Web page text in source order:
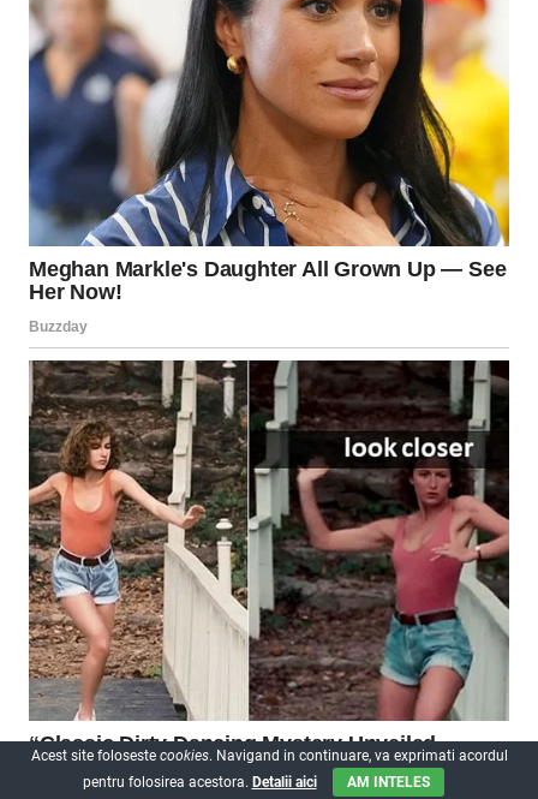
Acest site foloseste cookies. Navigand in continuare, va exprimati acordul
pentru folosirea acestora. Detalii aici AM INTELES